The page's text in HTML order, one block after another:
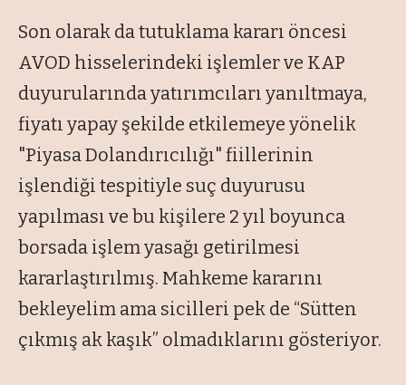
Son olarak da tutuklama kararı öncesi
AVOD hisselerindeki işlemler ve KAP
duyurularında yatırımcıları yanıltmaya,
fiyatı yapay şekilde etkilemeye yönelik
"Piyasa Dolandırıcılığı" fiillerinin
işlendiği tespitiyle suç duyurusu
yapılması ve bu kişilere 2 yıl boyunca
borsada işlem yasağı getirilmesi
kararlaştırılmış. Mahkeme kararını
bekleyelim ama sicilleri pek de “Sütten
çıkmış ak kaşık” olmadıklarını gösteriyor.